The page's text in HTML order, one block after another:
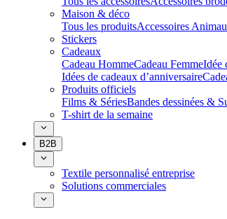
Maison & déco
Tous les produitsAccessoires
Stickers
Cadeaux
Cadeau HommeCadeau FemmeIdée
Idées de cadeaux d’anniversaire
Produits officiels
Films & SériesBandes dessinées &
T-shirt de la semaine
B2B
Textile personnalisé entreprise
Solutions commerciales